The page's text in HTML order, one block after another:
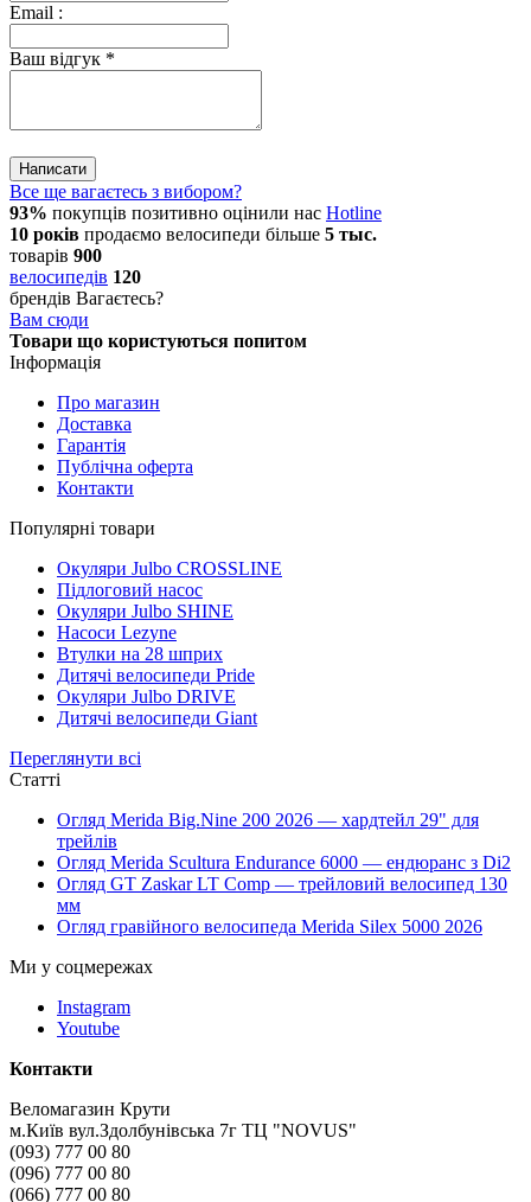
Email :
Ваш відгук *
Написати
Все ще вагаєтесь з вибором?
93% покупців позитивно оцінили нас Hotline
10 років продаємо велосипеди більше 5 тыс.
товарів 900
велосипедів 120
брендів Вагаєтесь?
Вам сюди
Товари що користуються попитом
Інформація
Про магазин
Доставка
Гарантія
Публічна оферта
Контакти
Популярні товари
Окуляри Julbo CROSSLINE
Підлоговий насос
Окуляри Julbo SHINE
Насоси Lezyne
Втулки на 28 шприх
Дитячі велосипеди Pride
Окуляри Julbo DRIVE
Дитячі велосипеди Giant
Переглянути всі
Статті
Огляд Merida Big.Nine 200 2026 — хардтейл 29" для
трейлів
Огляд Merida Scultura Endurance 6000 — ендюранс з Di2
Огляд GT Zaskar LT Comp — трейловий велосипед 130
мм
Огляд гравійного велосипеда Merida Silex 5000 2026
Ми у соцмережах
Instagram
Youtube
Контакти
Веломагазин Крути
м.Київ вул.Здолбунівська 7г ТЦ "NOVUS"
(093) 777 00 80
(096) 777 00 80
(066) 777 00 80